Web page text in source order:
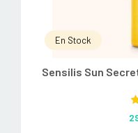
En Stock
Sensilis Sun